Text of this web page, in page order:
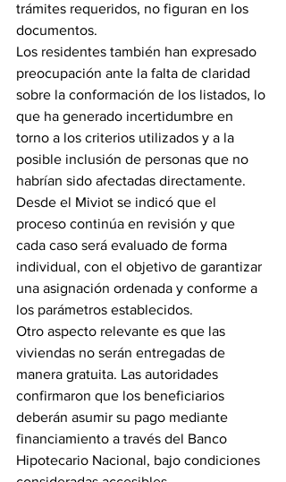
trámites requeridos, no figuran en los
documentos.
Los residentes también han expresado
preocupación ante la falta de claridad
sobre la conformación de los listados, lo
que ha generado incertidumbre en
torno a los criterios utilizados y a la
posible inclusión de personas que no
habrían sido afectadas directamente.
Desde el Miviot se indicó que el
proceso continúa en revisión y que
cada caso será evaluado de forma
individual, con el objetivo de garantizar
una asignación ordenada y conforme a
los parámetros establecidos.
Otro aspecto relevante es que las
viviendas no serán entregadas de
manera gratuita. Las autoridades
confirmaron que los beneficiarios
deberán asumir su pago mediante
financiamiento a través del Banco
Hipotecario Nacional, bajo condiciones